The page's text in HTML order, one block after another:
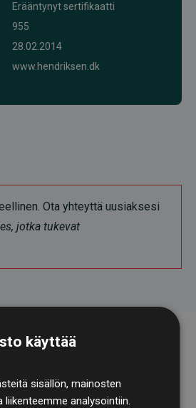
Erääntynyt sertifikaatti
955
28.02.2014
www.hendriksen.dk
Ota yhteyttä uusiaksesi
jotka tukevat
käyttää
sisällön, mainosten
liikenteemme analysointiin.